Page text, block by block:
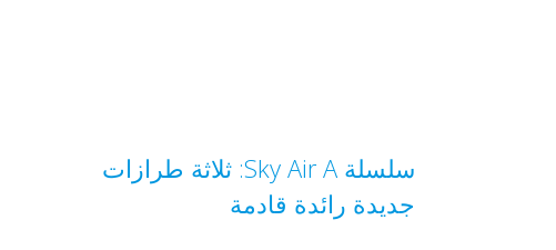
سلسلة Sky Air A: ثلاثة طرازات
جديدة رائدة قادمة